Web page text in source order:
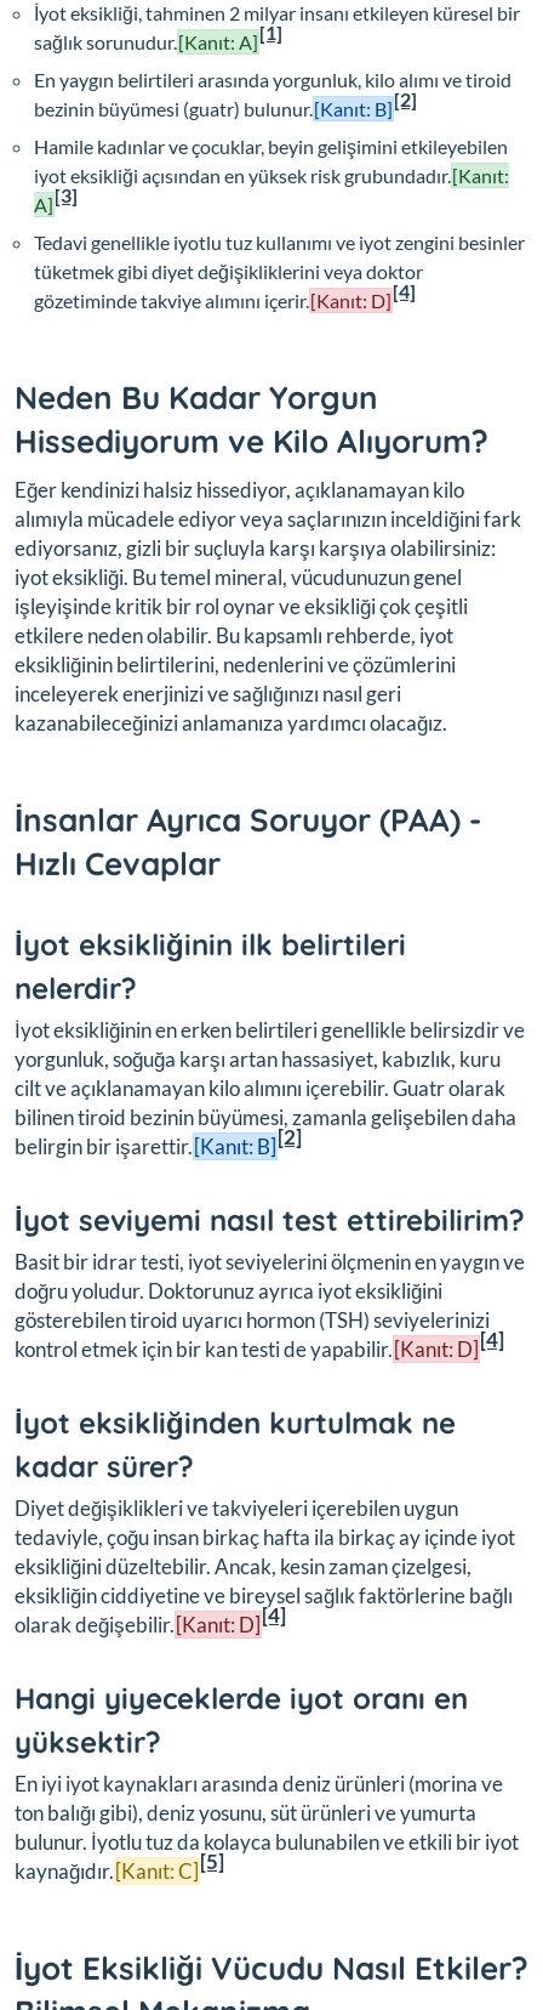
İyot eksikliği, tahminen 2 milyar insanı etkileyen küresel bir
sağlık sorunudur.[Kanıt: A][1]
En yaygın belirtileri arasında yorgunluk, kilo alımı ve tiroid
bezinin büyümesi (guatr) bulunur.[Kanıt: B][2]
Hamile kadınlar ve çocuklar, beyin gelişimini etkileyebilen
iyot eksikliği açısından en yüksek risk grubundadır.[Kanıt:
A][3]
Tedavi genellikle iyotlu tuz kullanımı ve iyot zengini besinler
tüketmek gibi diyet değişikliklerini veya doktor
gözetiminde takviye alımını içerir.[Kanıt: D][4]
Neden Bu Kadar Yorgun
Hissediyorum ve Kilo Alıyorum?
Eğer kendinizi halsiz hissediyor, açıklanamayan kilo
alımıyla mücadele ediyor veya saçlarınızın inceldiğini fark
ediyorsanız, gizli bir suçluyla karşı karşıya olabilirsiniz:
iyot eksikliği. Bu temel mineral, vücudunuzun genel
işleyişinde kritik bir rol oynar ve eksikliği çok çeşitli
etkilere neden olabilir. Bu kapsamlı rehberde, iyot
eksikliğinin belirtilerini, nedenlerini ve çözümlerini
inceleyerek enerjinizi ve sağlığınızı nasıl geri
kazanabileceğinizi anlamanıza yardımcı olacağız.
İnsanlar Ayrıca Soruyor (PAA) -
Hızlı Cevaplar
İyot eksikliğinin ilk belirtileri
nelerdir?
İyot eksikliğinin en erken belirtileri genellikle belirsizdir ve
yorgunluk, soğuğa karşı artan hassasiyet, kabızlık, kuru
cilt ve açıklanamayan kilo alımını içerebilir. Guatr olarak
bilinen tiroid bezinin büyümesi, zamanla gelişebilen daha
belirgin bir işarettir.[Kanıt: B][2]
İyot seviyemi nasıl test ettirebilirim?
Basit bir idrar testi, iyot seviyelerini ölçmenin en yaygın ve
doğru yoludur. Doktorunuz ayrıca iyot eksikliğini
gösterebilen tiroid uyarıcı hormon (TSH) seviyelerinizi
kontrol etmek için bir kan testi de yapabilir.[Kanıt: D][4]
İyot eksikliğinden kurtulmak ne
kadar sürer?
Diyet değişiklikleri ve takviyeleri içerebilen uygun
tedaviyle, çoğu insan birkaç hafta ila birkaç ay içinde iyot
eksikliğini düzeltebilir. Ancak, kesin zaman çizelgesi,
eksikliğin ciddiyetine ve bireysel sağlık faktörlerine bağlı
olarak değişebilir.[Kanıt: D][4]
Hangi yiyeceklerde iyot oranı en
yüksektir?
En iyi iyot kaynakları arasında deniz ürünleri (morina ve
ton balığı gibi), deniz yosunu, süt ürünleri ve yumurta
bulunur. İyotlu tuz da kolayca bulunabilen ve etkili bir iyot
kaynağıdır.[Kanıt: C][5]
İyot Eksikliği Vücudu Nasıl Etkiler?